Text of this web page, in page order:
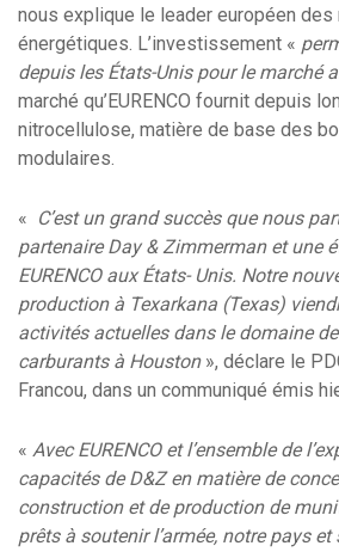
nous explique le leader européen des
énergétiques. L’investissement «
depuis les États-Unis pour le marché
marché qu’EURENCO fournit depuis
nitrocellulose, matière de base des
modulaires.
« C’est un grand succès que nous
partenaire Day & Zimmerman et une
EURENCO aux États- Unis. Notre
production à Texarkana (Texas)
activités actuelles dans le domaine
carburants à Houston», déclare le
Francou, dans un communiqué émis
« Avec EURENCO et l’ensemble de
capacités de D&Z en matière de
construction et de production de
prêts à soutenir l’armée, notre pays et